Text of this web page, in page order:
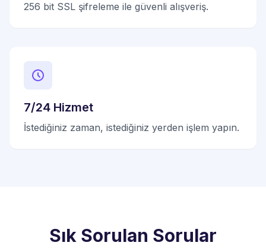
256 bit SSL şifreleme ile güvenli alışveriş.
7/24 Hizmet
İstediğiniz zaman, istediğiniz yerden işlem yapın.
Sık Sorulan Sorular